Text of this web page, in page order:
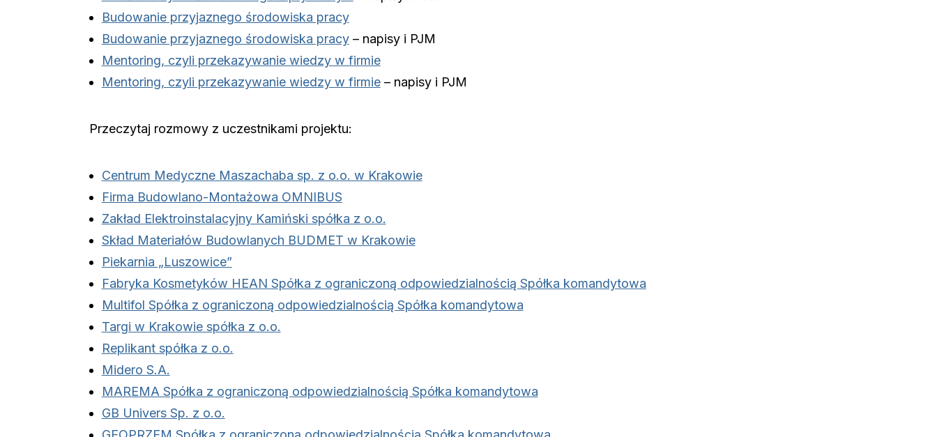
Budowanie przyjaznego środowiska pracy
Budowanie przyjaznego środowiska pracy– napisy i PJM
Mentoring, czyli przekazywanie wiedzy w firmie
Mentoring, czyli przekazywanie wiedzy w firmie– napisy i PJM
Przeczytaj rozmowy z uczestnikami projektu:
Centrum Medyczne Maszachaba sp. z o.o. w Krakowie
Firma Budowlano-Montażowa OMNIBUS
Zakład Elektroinstalacyjny Kamiński spółka z o.o.
Skład Materiałów Budowlanych BUDMET w Krakowie
Piekarnia „Luszowice”
Fabryka Kosmetyków HEAN Spółka z ograniczoną odpowiedzialnością Spółka komandytowa
Multifol Spółka z ograniczoną odpowiedzialnością Spółka komandytowa
Targi w Krakowie spółka z o.o.
Replikant spółka z o.o.
Midero S.A.
MAREMA Spółka z ograniczoną odpowiedzialnością Spółka komandytowa
GB Univers Sp. z o.o.